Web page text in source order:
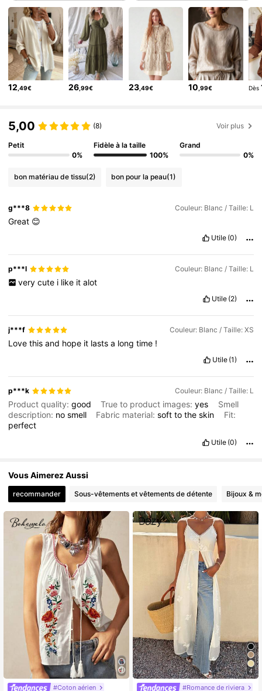
4,78 62K Suiveurs
4,78 62K Suiveurs
4,78 62K Suiveurs
4,78 62K Suiveurs
4,78 62K Suiveurs
12,49€ 26,99€ 23,49€ 10,99€ Dès
5,00 (8) Voir plus
Petit
0%
Fidèle à la taille
100%
Grand
0%
bon matériau de tissu(2) bon pour la peau(1)
g***8 Couleur: Blanc / Taille: L
Great 😊
Utile (0)
p***l Couleur: Blanc / Taille: L
very cute i like it alot
Utile (2)
j***f Couleur: Blanc / Taille: XS
Lovethisand hope it lastsa longtime !
Utile (1)
p***k Couleur: Blanc / Taille: L
Product quality:good True to product images:yes
Smell
description: nosmell Fabric material:softtotheskin
Fit:
perfect
Utile (0)
Vous Aimerez Aussi
recommander Sous-vêtements et vêtements de détente Bijoux &
#Coton aérien
4
#Romance de riviera